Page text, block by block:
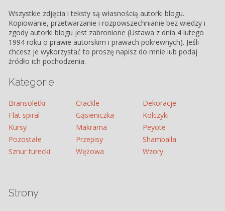
Wszystkie zdjęcia i teksty są własnością autorki blogu.
Kopiowanie, przetwarzanie i rozpowszechnianie bez wiedzy i
zgody autorki blogu jest zabronione (Ustawa z dnia 4 lutego
1994 roku o prawie autorskim i prawach pokrewnych). Jeśli
chcesz je wykorzystać to proszę napisz do mnie lub podaj
źródło ich pochodzenia.
Kategorie
Bransoletki Crackle
Dekoracje
Flat spiral
Gąsieniczka
Kolczyki
Kursy
Makrama
Peyote
Pozostałe
Przepisy
Shamballa
Sznur turecki
Wężowa Wzory
Strony